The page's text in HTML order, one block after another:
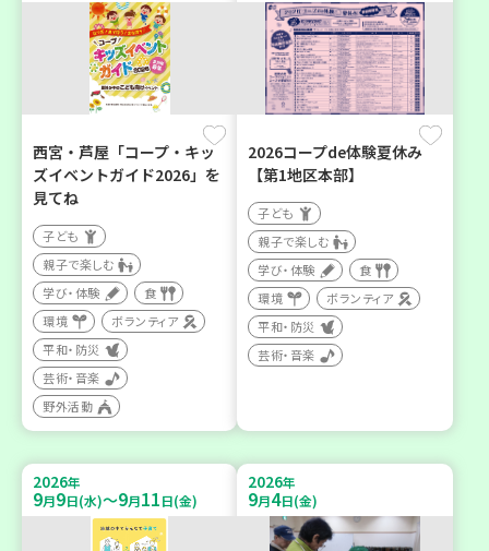
西宮・芦屋「コープ・キッ
ズイベントガイド2026」を
見てね
子ども
親子で楽しむ
学び・体験
食
環境
ボランティア
平和・防災
芸術・音楽
野外活動
2026コープde体験夏休み
【第1地区本部】
子ども
親子で楽しむ
学び・体験
食
環境
ボランティア
平和・防災
芸術・音楽
2026年
9月9日(水)～9月11日(金)
2026年
9月4日(金)